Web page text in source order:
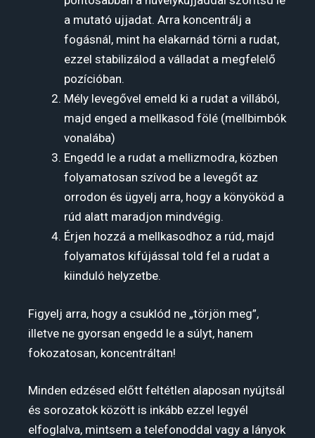
a mutató ujjadat. Arra koncentrálj a
fogásnál, mint ha elakarnád törni a rudat,
ezzel stabilizálod a válladat a megfelelő
pozícióban.
Mély levegővel emeld ki a rudat a villából,
majd enged a mellkasod fölé (mellbimbók
vonalába)
Engedd le a rudat a mellizmodra, közben
folyamatosan szívod be a levegőt az
orrodon és ügyelj arra, hogy a könyököd a
rúd alatt maradjon mindvégig.
Érjen hozzá a mellkasodhoz a rúd, majd
folyamatos kifújással told fel a rudat a
kiinduló helyzetbe.
Figyelj arra, hogy a csuklód ne „törjön meg”,
illetve ne gyorsan engedd le a súlyt, hanem
fokozatosan, koncentráltan!
Minden edzésed előtt feltétlen alaposan nyújtsál
és sorozatok között is inkább ezzel legyél
elfoglalva, mintsem a telefonoddal vagy a lányok